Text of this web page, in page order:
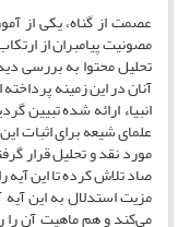
عصمت از گناه، یکی از
مصونیت پیامبران از
تحلیل محتوا به بررسی
آنان در این زمینه
انبیاء ارائه شده تبیین
علمای شیعه برای اثبات
صاد تلاش کرده تا این
مزیت استدلال به این
می‌کند و هم ماهیت آن را